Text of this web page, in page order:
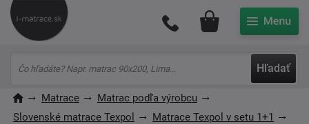
Hľadať
Môj účet
Matrace
Matrac podľa výrobcu
Slovenské matrace Texpol
Matrace Texpol v setu 1+1